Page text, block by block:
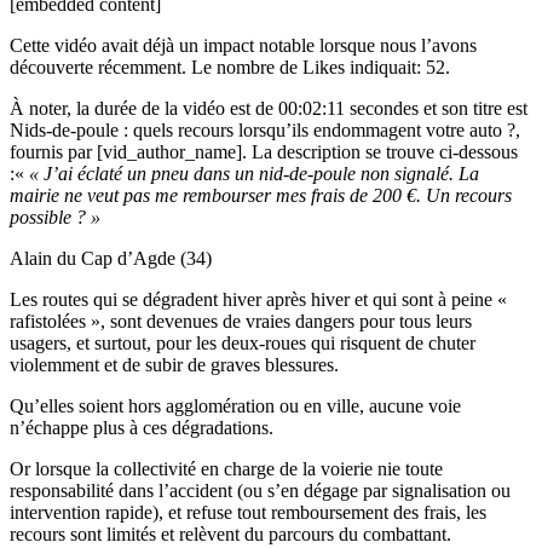
Cette vidéo avait déjà un impact notable lorsque nous l’avons
découverte récemment. Le nombre de Likes indiquait: 52.
À noter, la durée de la vidéo est de 00:02:11 secondes et son titre est
Nids-de-poule : quels recours lorsqu’ils endommagent votre auto ?,
fournis par [vid_author_name]. La description se trouve ci-dessous
:« « J’ai éclaté un pneu dans un nid-de-poule non signalé. La
mairie ne veut pas me rembourser mes frais de 200 €. Un recours
possible ? »
Alain du Cap d’Agde (34)
Les routes qui se dégradent hiver après hiver et qui sont à peine «
rafistolées », sont devenues de vraies dangers pour tous leurs
usagers, et surtout, pour les deux-roues qui risquent de chuter
violemment et de subir de graves blessures.
Qu’elles soient hors agglomération ou en ville, aucune voie
n’échappe plus à ces dégradations.
Or lorsque la collectivité en charge de la voierie nie toute
responsabilité dans l’accident (ou s’en dégage par signalisation ou
intervention rapide), et refuse tout remboursement des frais, les
recours sont limités et relèvent du parcours du combattant.